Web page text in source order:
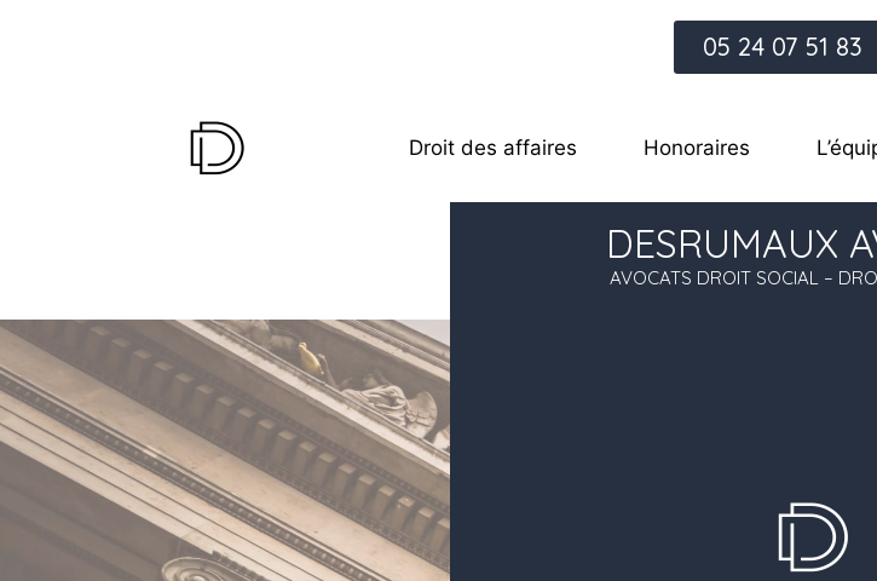
05 24 07 51 83
Droit des affaires Honoraires
DESRUMAUX
AVOCATS DROIT SOCIAL –